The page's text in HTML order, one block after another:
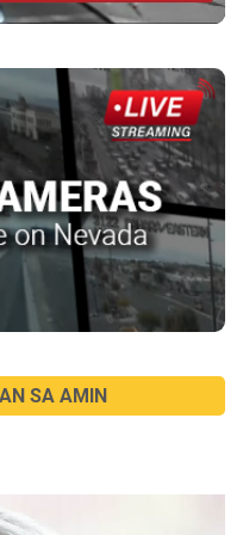
SA AMIN